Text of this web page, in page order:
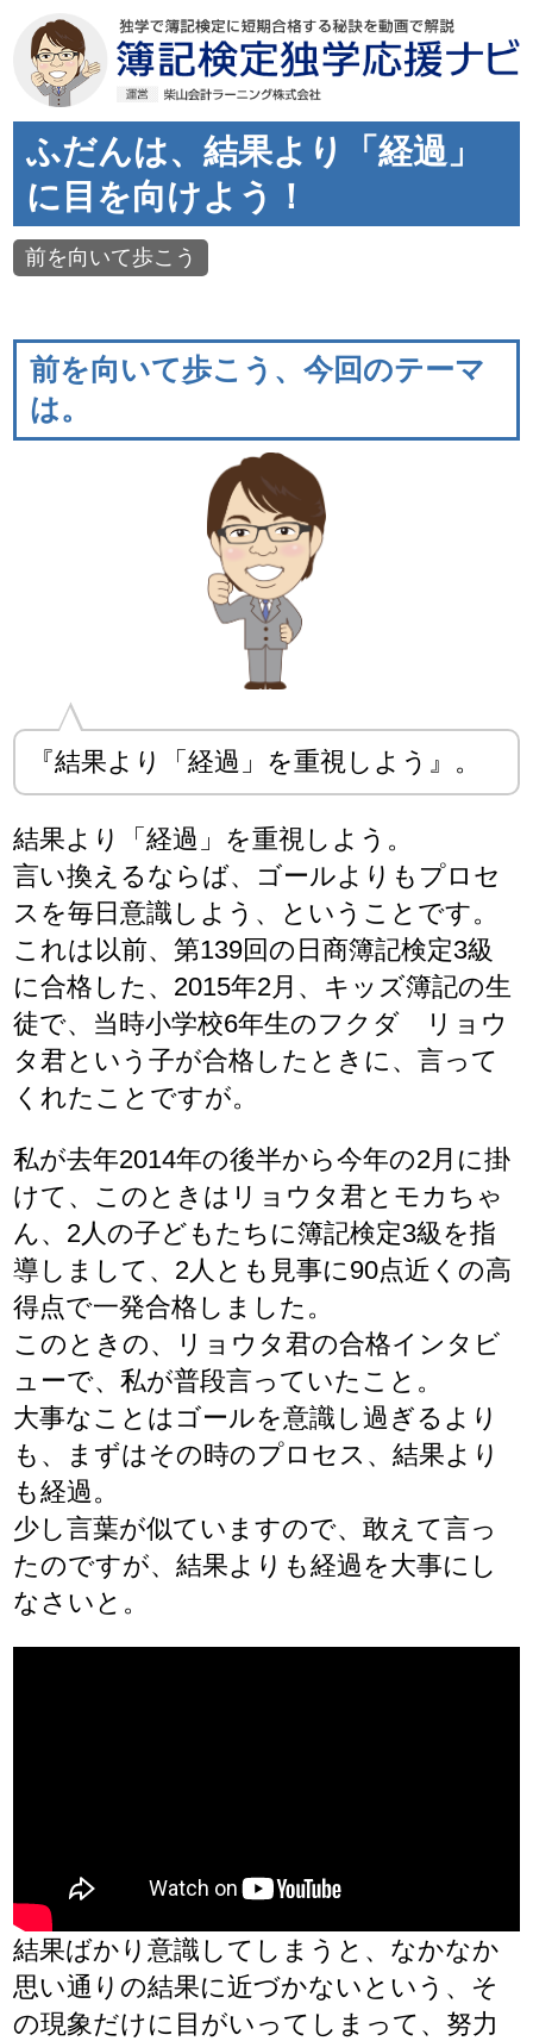
ふだんは、結果より「経過」
に目を向けよう！
前を向いて歩こう
前を向いて歩こう、今回のテーマ
は。
『結果より「経過」を重視しよう』。
結果より「経過」を重視しよう。
言い換えるならば、ゴールよりもプロセ
スを毎日意識しよう、ということです。
これは以前、第139回の日商簿記検定3級
に合格した、2015年2月、キッズ簿記の生
徒で、当時小学校6年生のフクダ リョウ
タ君という子が合格したときに、言って
くれたことですが。
私が去年2014年の後半から今年の2月に掛
けて、このときはリョウタ君とモカちゃ
ん、2人の子どもたちに簿記検定3級を指
導しまして、2人とも見事に90点近くの高
得点で一発合格しました。
このときの、リョウタ君の合格インタビ
ューで、私が普段言っていたこと。
大事なことはゴールを意識し過ぎるより
も、まずはその時のプロセス、結果より
も経過。
少し言葉が似ていますので、敢えて言っ
たのですが、結果よりも経過を大事にし
なさいと。
結果ばかり意識してしまうと、なかなか
思い通りの結果に近づかないという、そ
の現象だけに目がいってしまって、努力